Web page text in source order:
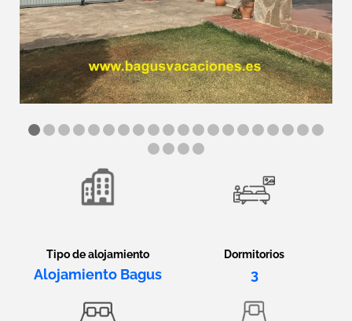
Tipo de alojamiento
Alojamiento Bagus
Dormitorios
3